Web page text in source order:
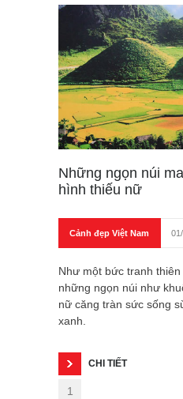
Những ngọn núi
hình thiếu nữ
Cảnh đẹp Việt Nam
Như một bức tranh thiên
những ngọn núi như
nữ căng tràn sức sống
xanh.
CHI TIẾT
1